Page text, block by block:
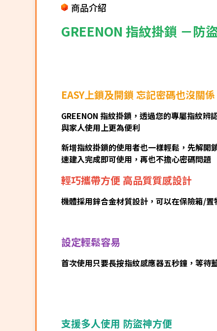
商品介紹
GREENON 指紋掛鎖 －防
EASY上鎖及開鎖 忘記密碼也沒關係
GREENON 指紋掛鎖，透過您的專屬指紋
與家人使用上更為便利
新增指紋掛鎖的使用者也一樣輕鬆，先解開
速建入完成即可使用，再也不擔心密碼問題
輕巧攜帶方便 高品質質感設計
機體採用鋅合金材質設計，可以在保險箱/
設定輕鬆容易
首次使用只要長按指紋感應器五秒鐘，等待
支援多人使用 防盜神方便